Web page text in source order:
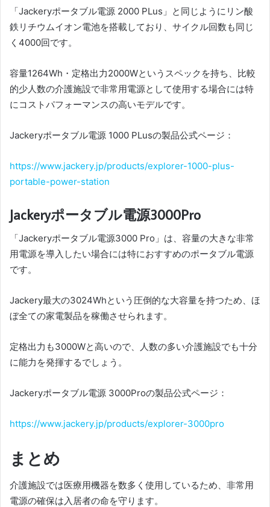
「Jackeryポータブル電源 2000 PLus」と同じようにリン酸
鉄リチウムイオン電池を搭載しており、サイクル回数も同じ
く4000回です。
容量1264Wh・定格出力2000Wというスペックを持ち、比較
的少人数の介護施設で非常用電源として使用する場合には特
にコストパフォーマンスの高いモデルです。
Jackeryポータブル電源 1000 PLusの製品公式ページ：
https://www.jackery.jp/products/explorer-1000-plus-
portable-power-station
Jackeryポータブル電源3000Pro
「Jackeryポータブル電源3000 Pro」は、容量の大きな非常
用電源を導入したい場合には特におすすめのポータブル電源
です。
Jackery最大の3024Whという圧倒的な大容量を持つため、ほ
ぼ全ての家電製品を稼働させられます。
定格出力も3000Wと高いので、人数の多い介護施設でも十分
に能力を発揮するでしょう。
Jackeryポータブル電源 3000Proの製品公式ページ：
https://www.jackery.jp/products/explorer-3000pro
まとめ
介護施設では医療用機器を数多く使用しているため、非常用
電源の確保は入居者の命を守ります。